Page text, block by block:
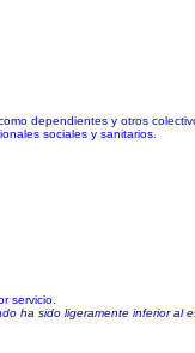
dependientes y otros
sociales y sanitarios.
servicio.
ha sido ligeramente inferior al